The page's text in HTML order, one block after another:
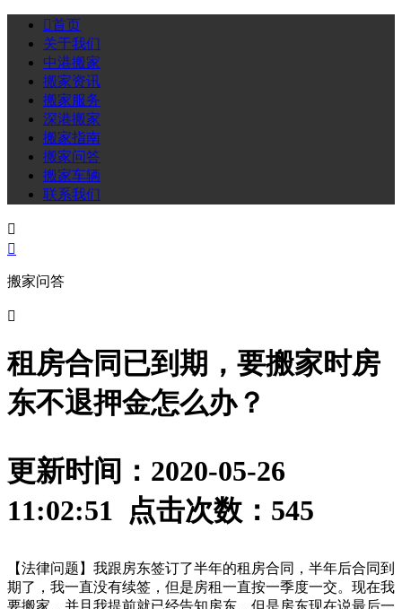
首页
关于我们
中港搬家
搬家资讯
搬家服务
深港搬家
搬家指南
搬家问答
搬家车辆
联系我们


搬家问答

租房合同已到期，要搬家时房
东不退押金怎么办？
更新时间：2020-05-26
11:02:51 点击次数： 545
【法律问题】我跟房东签订了半年的租房合同，半年后合同到
期了，我一直没有续签，但是房租一直按一季度一交。现在我